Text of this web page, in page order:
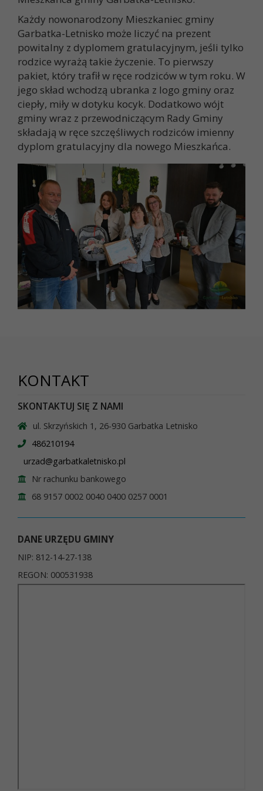
Każdy nowonarodzony Mieszkaniec gminy
Garbatka-Letnisko może liczyć na prezent
powitalny z dyplomem gratulacyjnym, jeśli tylko
rodzice wyrażą takie życzenie. To pierwszy
pakiet, który trafił w ręce rodziców w tym roku. W
jego skład wchodzą ubranka z logo gminy oraz
ciepły, miły w dotyku kocyk. Dodatkowo wójt
gminy wraz z przewodniczącym Rady Gminy
składają w ręce szczęśliwych rodziców imienny
dyplom gratulacyjny dla nowego Mieszkańca.
KONTAKT
SKONTAKTUJ SIĘ Z NAMI
ul. Skrzyńskich 1, 26-930 Garbatka Letnisko
486210194
urzad@garbatkaletnisko.pl
Nr rachunku bankowego
68 9157 0002 0040 0400 0257 0001
DANE URZĘDU GMINY
NIP: 812-14-27-138
REGON: 000531938